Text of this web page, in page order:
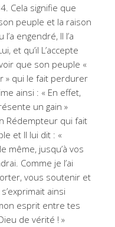
Cela signifie que
peuple et la raison
engendré, Il l’a
et qu’il L’accepte
que son peuple «
» qui le fait perdurer
ainsi : « En effet,
un gain »
Rédempteur qui fait
et Il lui dit : «
même, jusqu’à vos
Comme je l’ai
vous soutenir et
ainsi
esprit entre tes
de vérité ! »